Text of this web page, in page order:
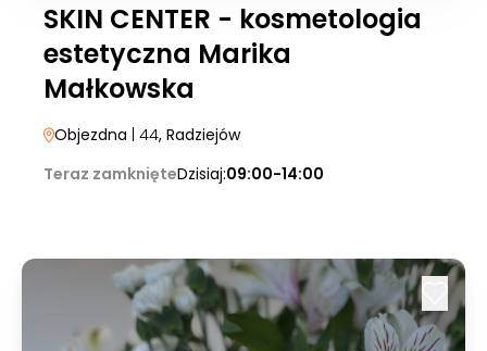
SKIN CENTER - kosmetologia
estetyczna Marika
Małkowska
Objezdna | 44, Radziejów
Teraz zamknięteDzisiaj:09:00-14:00